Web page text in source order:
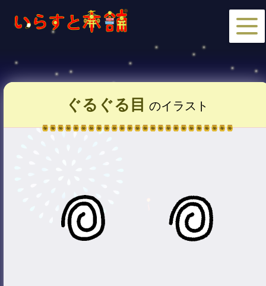
ぐるぐる目 のイラスト